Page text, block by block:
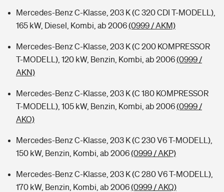
Mercedes-Benz C-Klasse, 203 K (C 320 CDI T-MODELL),
165 kW, Diesel, Kombi, ab 2006(0999 / AKM)
Mercedes-Benz C-Klasse, 203 K (C 200 KOMPRESSOR
T-MODELL), 120 kW, Benzin, Kombi, ab 2006(0999 /
AKN)
Mercedes-Benz C-Klasse, 203 K (C 180 KOMPRESSOR
T-MODELL), 105 kW, Benzin, Kombi, ab 2006(0999 /
AKO)
Mercedes-Benz C-Klasse, 203 K (C 230 V6 T-MODELL),
150 kW, Benzin, Kombi, ab 2006(0999 / AKP)
Mercedes-Benz C-Klasse, 203 K (C 280 V6 T-MODELL),
170 kW, Benzin, Kombi, ab 2006(0999 / AKQ)